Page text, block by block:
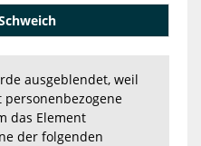
ausgeblendet, weil
das Element
der folgenden